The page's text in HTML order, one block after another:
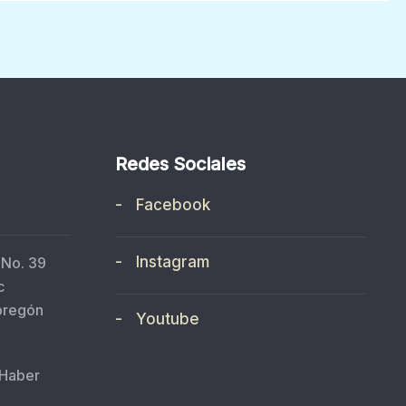
39
Redes Sociales
- Facebook
- Instagram
- Youtube